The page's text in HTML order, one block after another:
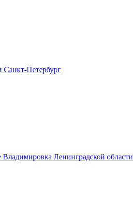
Петербург
Ленинградской области